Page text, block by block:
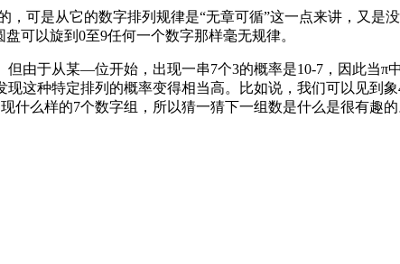
是从它的数字排列规律是“无章可循”这一点来讲，又是
可以旋到0至9任何一个数字那样毫无规律。
于从某—位开始，出现一串7个3的概率是10-7，因此当π
这种特定排列的概率变得相当高。比如说，我们可以见到象
什么样的7个数字组，所以猜一猜下一组数是什么是很有趣